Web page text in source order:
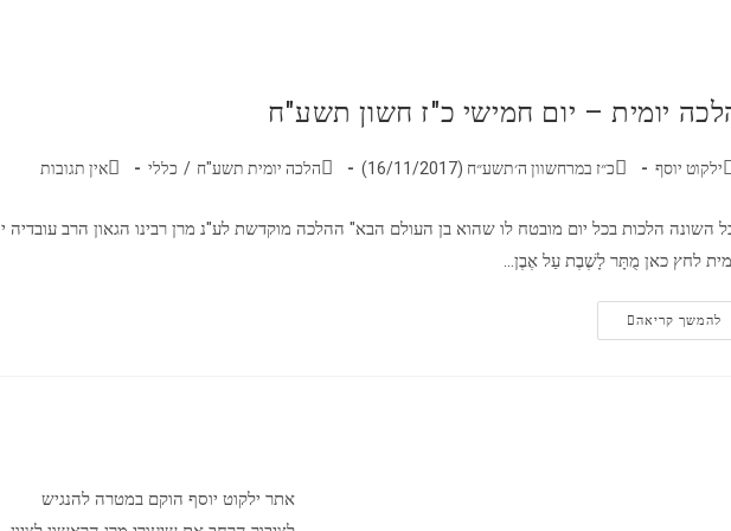
יומית – יום חמישי כ"ז חשון תשע"ח
ילקוט יוסף כ״ז במרחשוון ה׳תשע״ח (16/11/2017) הלכה יומית תשע"ח / כללי אין תגובות
השונה הלכות בכל יום מובטח לו שהוא בן העולם הבא" ההלכה מוקדשת לע"נ מרן רבינו הגאון הרב עובדיה
לחץ כאן מֻתָּר לָשֶׁבֶת עַל אֶבֶן…
להמשך קריאה
אתר ילקוט יוסף הוקם במטרה להנגיש